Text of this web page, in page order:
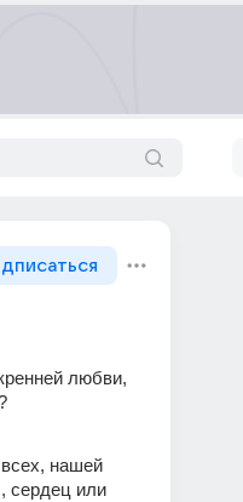
любви,
нашей
сердец или